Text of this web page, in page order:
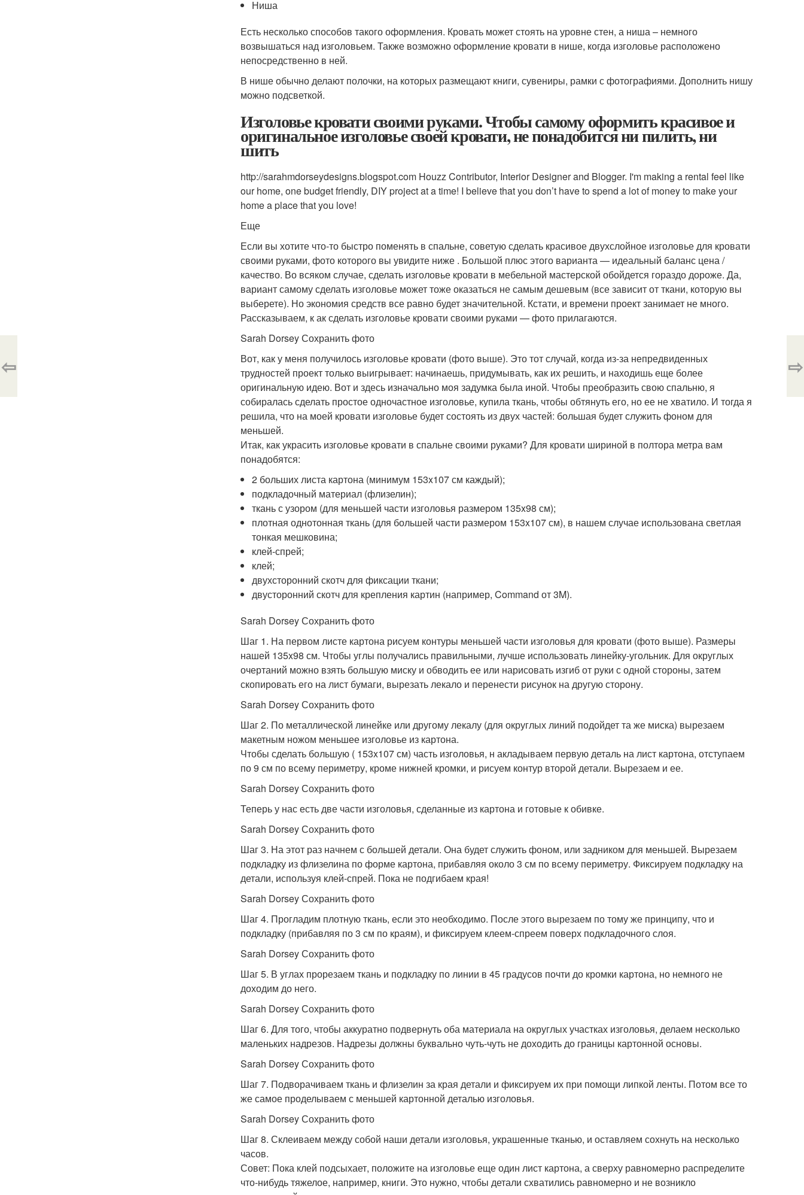
Ниша
Есть несколько способов такого оформления. Кровать может стоять на уровне стен, а ниша – немного
возвышаться над изголовьем. Также возможно оформление кровати в нише, когда изголовье расположено
непосредственно в ней.
В нише обычно делают полочки, на которых размещают книги, сувениры, рамки с фотографиями. Дополнить нишу
можно подсветкой.
Изголовье кровати своими руками. Чтобы самому оформить красивое и
оригинальное изголовье своей кровати, не понадобится ни пилить, ни
шить
http://sarahmdorseydesigns.blogspot.com Houzz Contributor, Interior Designer and Blogger. I'm making a rental feel like
our home, one budget friendly, DIY project at a time! I believe that you don’t have to spend a lot of money to make your
home a place that you love!
Еще
Если вы хотите что-то быстро поменять в спальне, советую сделать красивое двухслойное изголовье для кровати
своими руками, фото которого вы увидите ниже . Большой плюс этого варианта — идеальный баланс цена /
качество. Во всяком случае, сделать изголовье кровати в мебельной мастерской обойдется гораздо дороже. Да,
вариант самому сделать изголовье может тоже оказаться не самым дешевым (все зависит от ткани, которую вы
выберете). Но экономия средств все равно будет значительной. Кстати, и времени проект занимает не много.
Рассказываем, к ак сделать изголовье кровати своими руками — фото прилагаются.
Sarah Dorsey Сохранить фото
Вот, как у меня получилось изголовье кровати (фото выше). Это тот случай, когда из-за непредвиденных
трудностей проект только выигрывает: начинаешь, придумывать, как их решить, и находишь еще более
оригинальную идею. Вот и здесь изначально моя задумка была иной. Чтобы преобразить свою спальню, я
собиралась сделать простое одночастное изголовье, купила ткань, чтобы обтянуть его, но ее не хватило. И тогда я
решила, что на моей кровати изголовье будет состоять из двух частей: большая будет служить фоном для
меньшей.
Итак, как украсить изголовье кровати в спальне своими руками? Для кровати шириной в полтора метра вам
понадобятся:
2 больших листа картона (минимум 153x107 см каждый);
подкладочный материал (флизелин);
ткань с узором (для меньшей части изголовья размером 135x98 см);
плотная однотонная ткань (для большей части размером 153x107 см), в нашем случае использована светлая
тонкая мешковина;
клей-спрей;
клей;
двухсторонний скотч для фиксации ткани;
двусторонний скотч для крепления картин (например, Command от 3M).
Sarah Dorsey Сохранить фото
Шаг 1. На первом листе картона рисуем контуры меньшей части изголовья для кровати (фото выше). Размеры
нашей 135x98 см. Чтобы углы получались правильными, лучше использовать линейку-угольник. Для округлых
очертаний можно взять большую миску и обводить ее или нарисовать изгиб от руки с одной стороны, затем
скопировать его на лист бумаги, вырезать лекало и перенести рисунок на другую сторону.
Sarah Dorsey Сохранить фото
Шаг 2. По металлической линейке или другому лекалу (для округлых линий подойдет та же миска) вырезаем
макетным ножом меньшее изголовье из картона.
Чтобы сделать большую ( 153x107 см) часть изголовья, н акладываем первую деталь на лист картона, отступаем
по 9 см по всему периметру, кроме нижней кромки, и рисуем контур второй детали. Вырезаем и ее.
Sarah Dorsey Сохранить фото
Теперь у нас есть две части изголовья, сделанные из картона и готовые к обивке.
Sarah Dorsey Сохранить фото
Шаг 3. На этот раз начнем с большей детали. Она будет служить фоном, или задником для меньшей. Вырезаем
подкладку из флизелина по форме картона, прибавляя около 3 см по всему периметру. Фиксируем подкладку на
детали, используя клей-спрей. Пока не подгибаем края!
Sarah Dorsey Сохранить фото
Шаг 4. Прогладим плотную ткань, если это необходимо. После этого вырезаем по тому же принципу, что и
подкладку (прибавляя по 3 см по краям), и фиксируем клеем-спреем поверх подкладочного слоя.
Sarah Dorsey Сохранить фото
Шаг 5. В углах прорезаем ткань и подкладку по линии в 45 градусов почти до кромки картона, но немного не
доходим до него.
Sarah Dorsey Сохранить фото
Шаг 6. Для того, чтобы аккуратно подвернуть оба материала на округлых участках изголовья, делаем несколько
маленьких надрезов. Надрезы должны буквально чуть-чуть не доходить до границы картонной основы.
Sarah Dorsey Сохранить фото
Шаг 7. Подворачиваем ткань и флизелин за края детали и фиксируем их при помощи липкой ленты. Потом все то
же самое проделываем с меньшей картонной деталью изголовья.
Sarah Dorsey Сохранить фото
Шаг 8. Склеиваем между собой наши детали изголовья, украшенные тканью, и оставляем сохнуть на несколько
часов.
Совет: Пока клей подсыхает, положите на изголовье еще один лист картона, а сверху равномерно распределите
что-нибудь тяжелое, например, книги. Это нужно, чтобы детали схватились равномерно и не возникло
⇦ ⇨